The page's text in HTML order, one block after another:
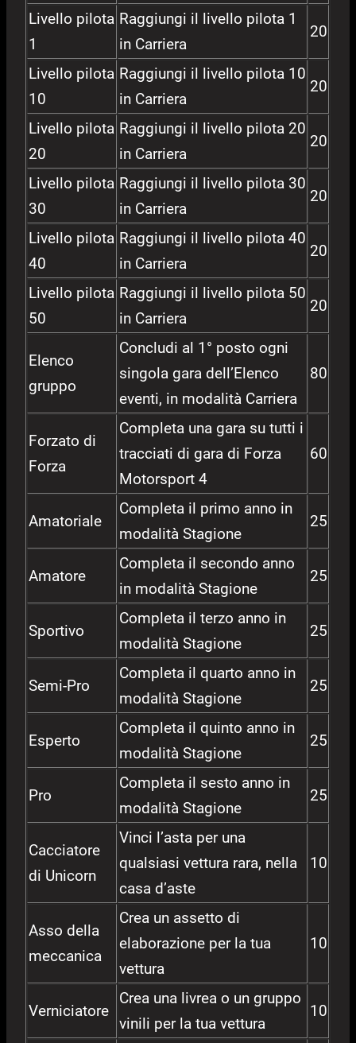
Livello pilota
1
Raggiungi il livello pilota 1
in Carriera
20
Livello pilota
10
Raggiungi il livello pilota 10
in Carriera
20
Livello pilota
20
Raggiungi il livello pilota 20
in Carriera
20
Livello pilota
30
Raggiungi il livello pilota 30
in Carriera
20
Livello pilota
40
Raggiungi il livello pilota 40
in Carriera
20
Livello pilota
50
Raggiungi il livello pilota 50
in Carriera
20
Elenco
gruppo
Concludi al 1° posto ogni
singola gara dell’Elenco
eventi, in modalità Carriera
80
Forzato di
Forza
Completa una gara su tutti i
tracciati di gara di Forza
Motorsport 4
60
Amatoriale
Completa il primo anno in
modalità Stagione
25
Amatore
Completa il secondo anno
in modalità Stagione
25
Sportivo
Completa il terzo anno in
modalità Stagione
25
Semi-Pro
Completa il quarto anno in
modalità Stagione
25
Esperto
Completa il quinto anno in
modalità Stagione
25
Pro
Completa il sesto anno in
modalità Stagione
25
Cacciatore
di Unicorn
Vinci l’asta per una
qualsiasi vettura rara, nella
casa d’aste
10
Asso della
meccanica
Crea un assetto di
elaborazione per la tua
vettura
10
Verniciatore
Crea una livrea o un gruppo
vinili per la tua vettura
10